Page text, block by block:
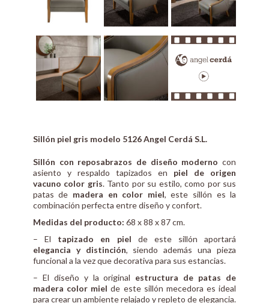
Sillón piel gris modelo 5126 Angel Cerdá S.L.
Sillón con reposabrazos de diseño moderno con
asiento y respaldo tapizados en piel de origen
vacuno color gris. Tanto por su estilo, como por sus
patas de madera en color miel, este sillón es la
combinación perfecta entre diseño y confort.
Medidas del producto: 68 x 88 x 87 cm.
– El tapizado en piel de este sillón aportará
elegancia y distinción, siendo además una pieza
funcional a la vez que decorativa para sus estancias.
– El diseño y la original estructura de patas de
madera color miel de este sillón mecedora es ideal
para crear un ambiente relajado y repleto de elegancia.